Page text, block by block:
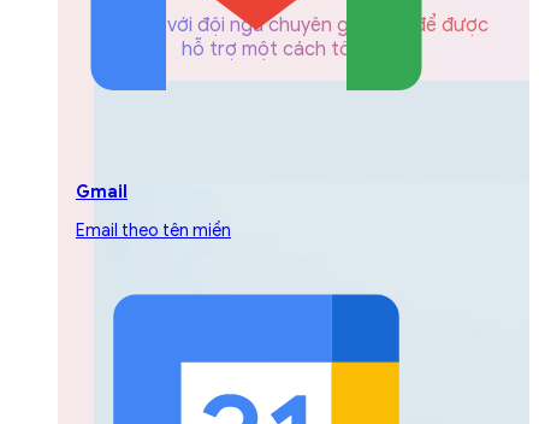
Liên hệ với đội ngũ chuyên gia GCS để được
hỗ trợ một cách tốt nhất
Gmail
Email theo tên miền